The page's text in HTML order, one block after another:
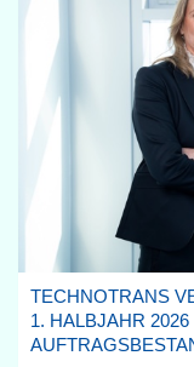
TECHNOTRANS
1. HALBJAHR